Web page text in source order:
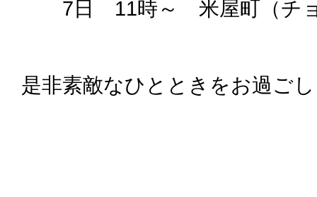
7日 11時～ 米屋町（チョ
是非素敵なひとときをお過ご